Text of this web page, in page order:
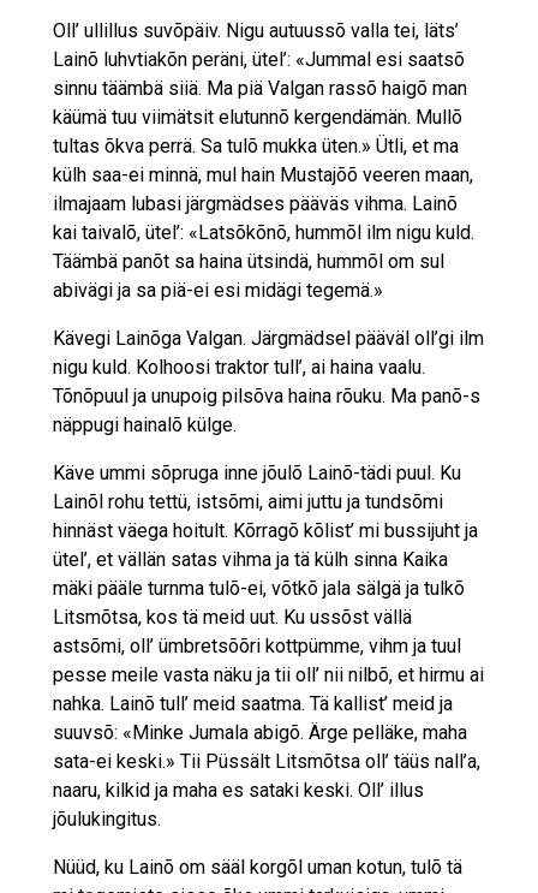
Oll’ ullillus suvõpäiv. Nigu autuussõ valla tei, läts’
Lainõ luhvtiakõn peräni, ütel’: «Jummal esi saatsõ
sinnu täämbä siiä. Ma piä Valgan rassõ haigõ man
käümä tuu viimätsit elutunnõ kergendämän. Mullõ
tultas õkva perrä. Sa tulõ mukka üten.» Ütli, et ma
külh saa-ei minnä, mul hain Mustajõõ veeren maan,
ilmajaam lubasi järgmädses pääväs vihma. Lainõ
kai taivalõ, ütel’: «Latsõkõnõ, hummõl ilm nigu kuld.
Täämbä panõt sa haina ütsindä, hummõl om sul
abivägi ja sa piä-ei esi midägi tegemä.»
Kävegi Lainõga Valgan. Järgmädsel pääväl oll’gi ilm
nigu kuld. Kolhoosi traktor tull’, ai haina vaalu.
Tõnõpuul ja unupoig pilsõva haina rõuku. Ma panõ-s
näppugi hainalõ külge.
Käve ummi sõpruga inne jõulõ Lainõ-tädi puul. Ku
Lainõl rohu tettü, istsõmi, aimi juttu ja tundsõmi
hinnäst väega hoitult. Kõrragõ kõlist’ mi bussijuht ja
ütel’, et vällän satas vihma ja tä külh sinna Kaika
mäki pääle turnma tulõ-ei, võtkõ jala sälgä ja tulkõ
Litsmõtsa, kos tä meid uut. Ku ussõst vällä
astsõmi, oll’ ümbretsõõri kottpümme, vihm ja tuul
pesse meile vasta näku ja tii oll’ nii nilbõ, et hirmu ai
nahka. Lainõ tull’ meid saatma. Tä kallist’ meid ja
suuvsõ: «Minke Jumala abigõ. Ärge pelläke, maha
sata-ei keski.» Tii Püssält Litsmõtsa oll’ täüs nall’a,
naaru, kilkid ja maha es sataki keski. Oll’ illus
jõulukingitus.
Nüüd, ku Lainõ om sääl korgõl uman kotun, tulõ tä